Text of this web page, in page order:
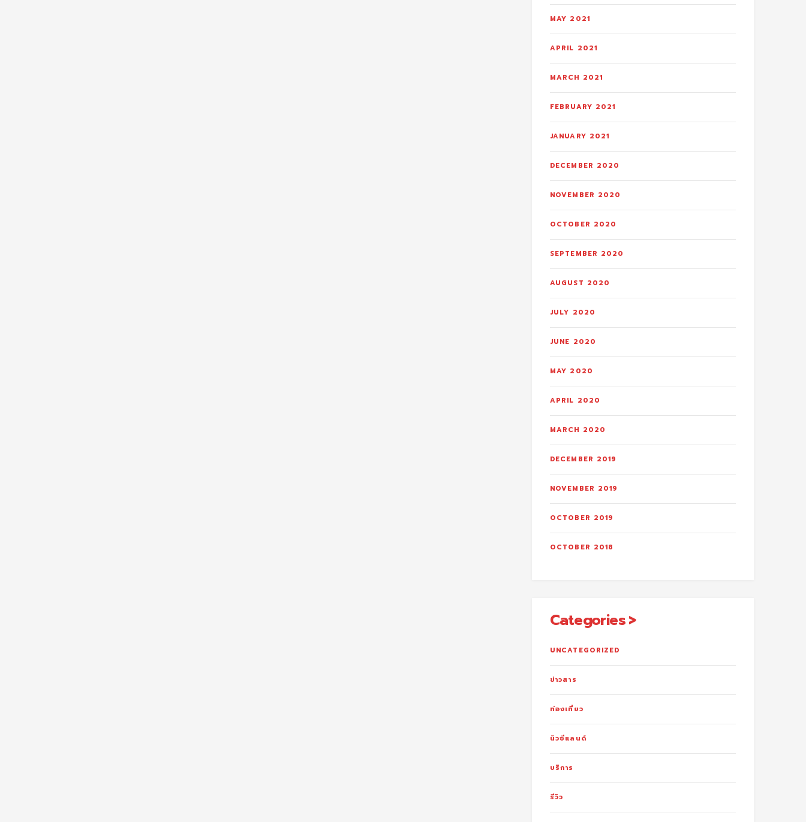
MAY 2021
APRIL 2021
MARCH 2021
FEBRUARY 2021
JANUARY 2021
DECEMBER 2020
NOVEMBER 2020
OCTOBER 2020
SEPTEMBER 2020
AUGUST 2020
JULY 2020
JUNE 2020
MAY 2020
APRIL 2020
MARCH 2020
DECEMBER 2019
NOVEMBER 2019
OCTOBER 2019
OCTOBER 2018
Categories
UNCATEGORIZED
ข่าวสาร
ท่องเที่ยว
นิวซีแลนด์
บริการ
รีวิว